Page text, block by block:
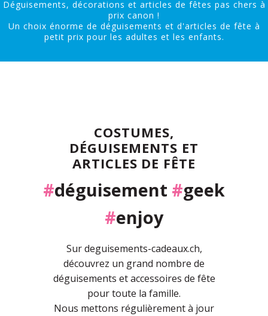
Déguisements, décorations et articles de fêtes pas chers à
prix canon !
Un choix énorme de déguisements et d'articles de fête à
petit prix pour les adultes et les enfants.
COSTUMES,
DÉGUISEMENTS ET
ARTICLES DE FÊTE
#déguisement #geek
#enjoy
Sur deguisements-cadeaux.ch,
découvrez un grand nombre de
déguisements et accessoires de fête
pour toute la famille.
Nous mettons régulièrement à jour